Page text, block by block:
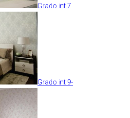
Grado int 7
Grado int 9-